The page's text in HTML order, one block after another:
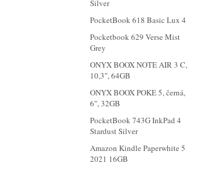
Silver
PocketBook 618 Basic Lux 4
Pocketbook 629 Verse Mist
Grey
ONYX BOOX NOTE AIR 3 C,
10,3″, 64GB
ONYX BOOX POKE 5, černá,
6″, 32GB
PocketBook 743G InkPad 4
Stardust Silver
Amazon Kindle Paperwhite 5
2021 16GB